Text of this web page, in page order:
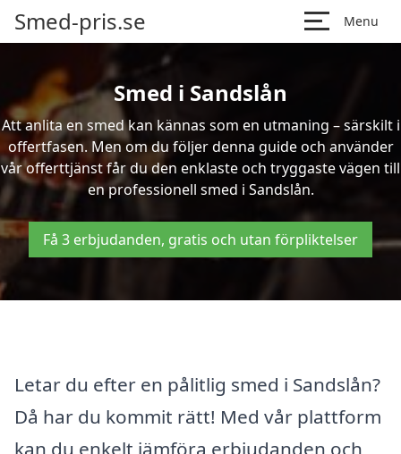
Smed-pris.se Menu
Smed i Sandslån
Att anlita en smed kan kännas som en utmaning – särskilt i
offertfasen. Men om du följer denna guide och använder
vår offerttjänst får du den enklaste och tryggaste vägen till
en professionell smed i Sandslån.
Få 3 erbjudanden, gratis och utan förpliktelser
Letar du efter en pålitlig smed i Sandslån?
Då har du kommit rätt! Med vår plattform
kan du enkelt jämföra erbjudanden och